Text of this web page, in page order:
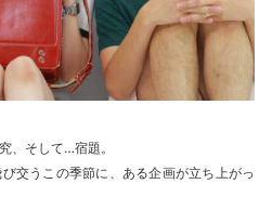
、そして…宿題。
交うこの季節に、ある企画が立ち上がっ